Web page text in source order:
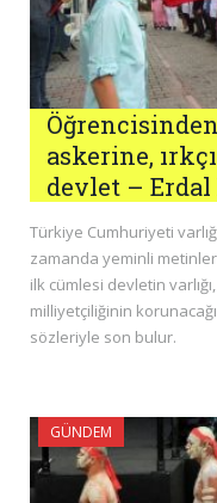
askerine,
devlet – Erdal
Türkiye Cumhuriyeti
zamanda yeminli
ilk cümlesi devletin
milliyetçiliğinin
sözleriyle son bulur.
GÜNDEM